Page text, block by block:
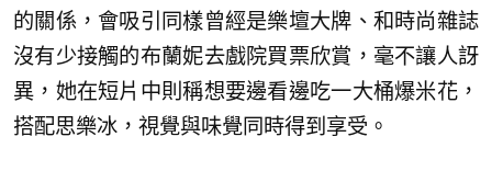
的關係，會吸引同樣曾經是樂壇大牌、和時尚雜誌
沒有少接觸的布蘭妮去戲院買票欣賞，毫不讓人訝
異，她在短片中則稱想要邊看邊吃一大桶爆米花，
搭配思樂冰，視覺與味覺同時得到享受。